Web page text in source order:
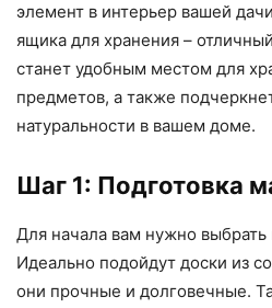
элемент в интерьер вашей
ящика для хранения –
станет удобным местом для
предметов, а также
натуральности в вашем доме.
Шаг 1: Подготовка
Для начала вам нужно
Идеально подойдут доски из
они прочные и долговечные.